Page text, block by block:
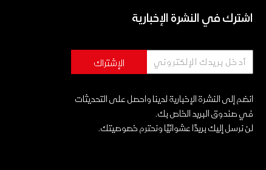
اشترك في النشرة الإخبارية
الإشتراك
انضم إلى النشرة الإخبارية لدينا واحصل على التحديثات
في صندوق البريد الخاص بك.
لن نرسل إليك بريدًا عشوائيًا ونحترم خصوصيتك.